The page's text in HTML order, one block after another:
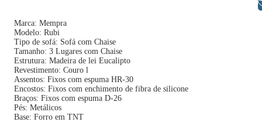
Marca: Mempra
Modelo: Rubi
Tipo de sofá: Sofá com Chaise
Tamanho: 3 Lugares com Chaise
Estrutura: Madeira de lei Eucalipto
Revestimento: Couro l
Assentos: Fixos com espuma HR-30
Encostos: Fixos com enchimento de fibra de silicone
Braços: Fixos com espuma D-26
Pés: Metálicos
Base: Forro em TNT